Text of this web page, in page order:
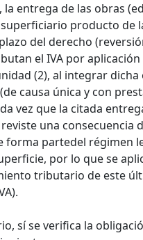
la entrega de las obras
producto de
del derecho
el IVA por aplicación
(2), al integrar dicha
causa única y con
vez que la citada
una consecuencia
forma partedel régimen
por lo que se
tributario de este
sí se verifica la